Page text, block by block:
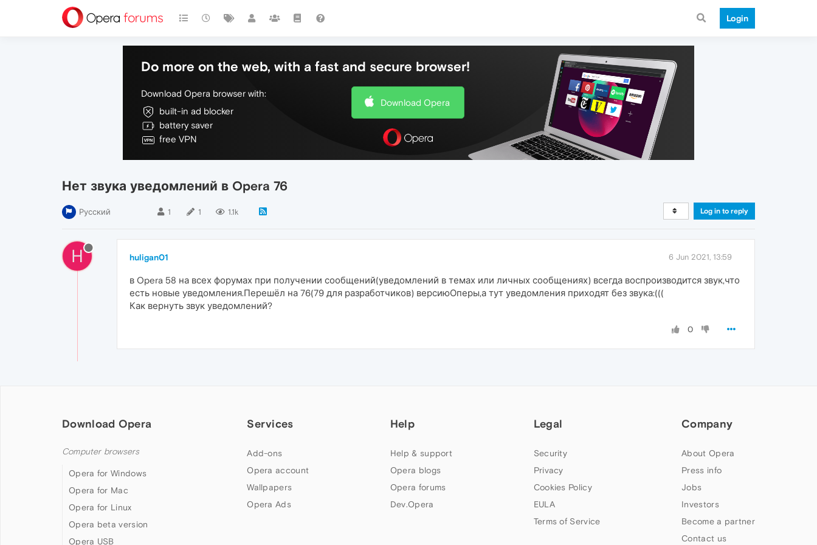
Login
Do more on the web, with a fast and secure browser!
Download Opera browser with:
built-in ad blocker
battery saver
free VPN
Download Opera
Нет звука уведомлений в Opera 76
Русский 1 1 1.1k Log in to reply
H huligan01 6 Jun 2021, 13:59
в Opera 58 на всех форумах при получении сообщений(уведомлений в темах или личных сообщениях) всегда воспроизводится звук,что
есть новые уведомления.Перешёл на 76(79 для разработчиков) версиюОперы,а тут уведомления приходят без звука:(((
Как вернуть звук уведомлений?
0
Download Opera
Computer browsers
Opera for Windows
Opera for Mac
Opera for Linux
Opera beta version
Opera USB
Services
Add-ons
Opera account
Wallpapers
Opera Ads
Help
Help & support
Opera blogs
Opera forums
Dev.Opera
Legal
Security
Privacy
Cookies Policy
EULA
Terms of Service
Company
About Opera
Press info
Jobs
Investors
Become a partner
Contact us